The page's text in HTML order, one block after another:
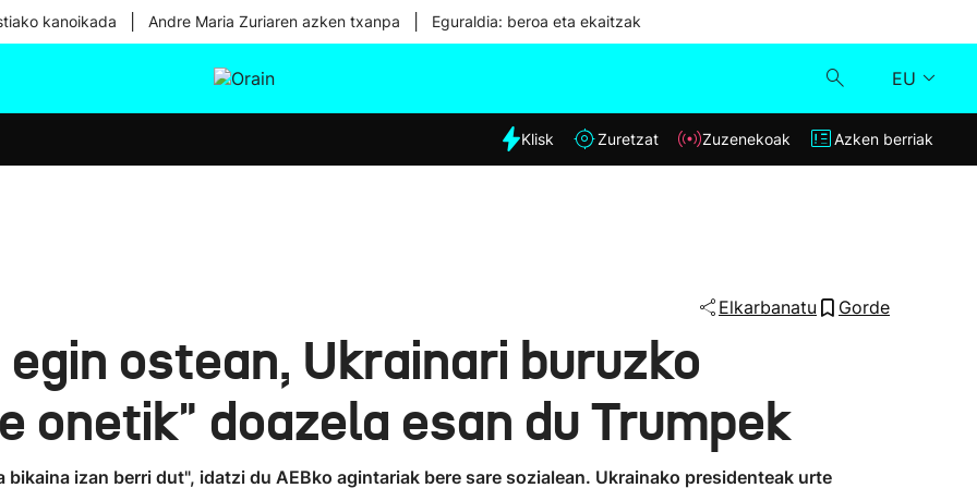
kanoikada Andre Maria Zuriaren azken txanpa Eguraldia: beroa eta ekaitzak
EU
Eguraldia
Klisk
Klisk Zuretzat Zuzenekoak Azken berriak
Elkarbanatu Gorde
ostean, Ukrainari buruzko
onetik" doazela esan du Trumpek
izan berri dut", idatzi du AEBko agintariak bere sare sozialean. Ukrainako presidenteak urte